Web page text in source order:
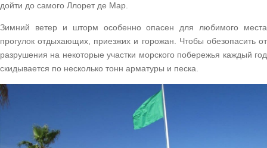
дойти до самого Ллорет де Мар.
Зимний ветер и шторм особенно опасен для любимого места
прогулок отдыхающих, приезжих и горожан. Чтобы обезопасить от
разрушения на некоторые участки морского побережья каждый год
скидывается по несколько тонн арматуры и песка.